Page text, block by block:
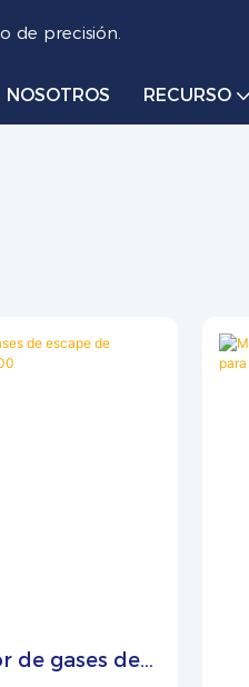
de precisión.
NOSOTROS RECURSO
de gases de